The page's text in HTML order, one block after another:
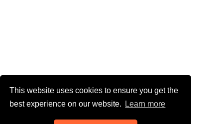
This website uses cookies to ensure you get the
best experience on our website.
Learn more